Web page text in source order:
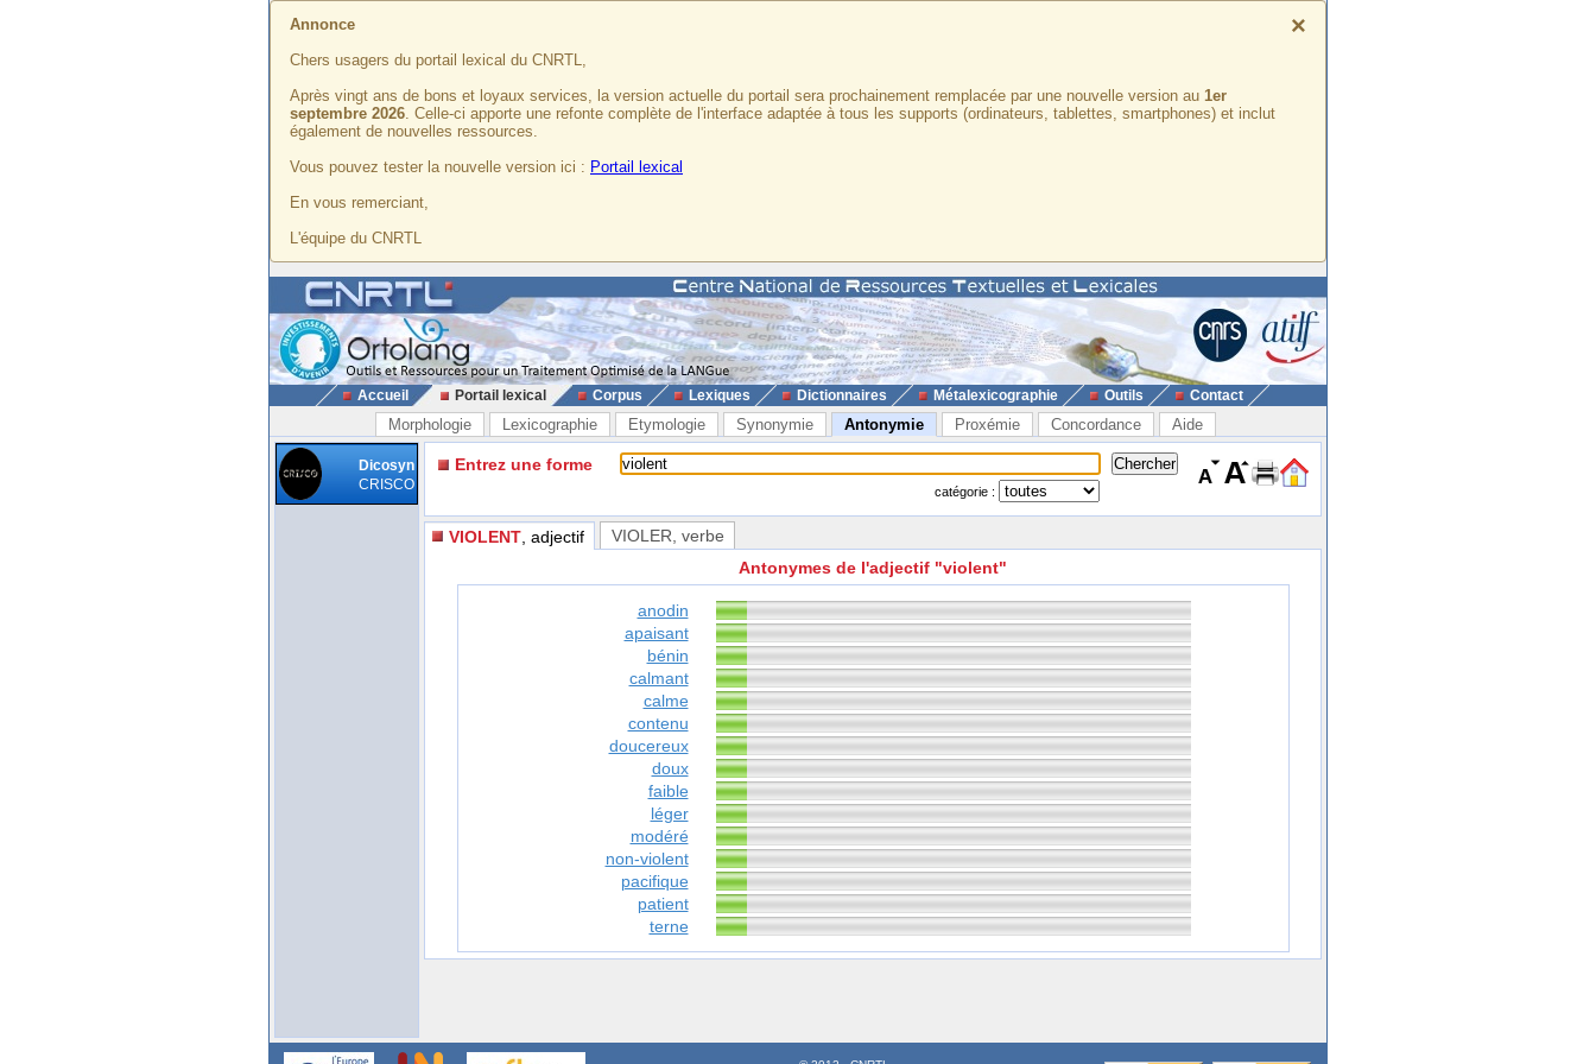
×
Annonce
Chers usagers du portail lexical du CNRTL,
Après vingt ans de bons et loyaux services, la version actuelle du portail sera prochainement remplacée par une nouvelle version au 1er
septembre 2026. Celle-ci apporte une refonte complète de l'interface adaptée à tous les supports (ordinateurs, tablettes, smartphones) et inclut
également de nouvelles ressources.
Vous pouvez tester la nouvelle version ici : Portail lexical
En vous remerciant,
L'équipe du CNRTL
Accueil Portail lexical Corpus Lexiques Dictionnaires Métalexicographie Outils Contact
Morphologie Lexicographie Etymologie Synonymie Antonymie Proxémie Concordance Aide
Dicosyn
CRISCO
Entrez une forme
catégorie :
VIOLENT , adjectif VIOLER , verbe
Antonymes de l'adjectif "violent"
anodin
apaisant
bénin
calmant
calme
contenu
doucereux
doux
faible
léger
modéré
non-violent
pacifique
patient
terne